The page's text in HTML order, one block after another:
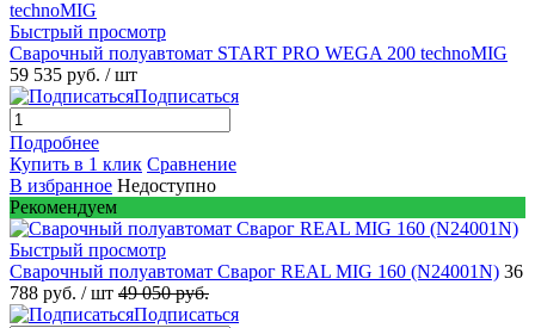
Быстрый просмотр
Сварочный полуавтомат START PRO WEGA 200 technoMIG
59 535 руб. / шт
Подписаться
Подробнее
Купить в 1 клик Сравнение
В избранное Недоступно
Рекомендуем
Быстрый просмотр
Сварочный полуавтомат Сварог REAL MIG 160 (N24001N) 36
788 руб. / шт 49 050 руб.
Подписаться